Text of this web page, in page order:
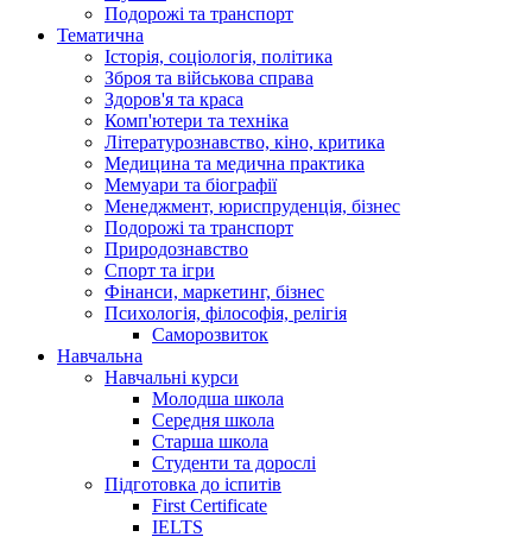
Подорожі та транспорт
Тематична
Історія, соціологія, політика
Зброя та військова справа
Здоров'я та краса
Комп'ютери та техніка
Літературознавство, кіно, критика
Медицина та медична практика
Мемуари та біографії
Менеджмент, юриспруденція, бізнес
Подорожі та транспорт
Природознавство
Спорт та ігри
Фінанси, маркетинг, бізнес
Психологія, філософія, релігія
Саморозвиток
Навчальна
Навчальні курси
Молодша школа
Середня школа
Старша школа
Студенти та дорослі
Підготовка до іспитів
First Certificate
IELTS